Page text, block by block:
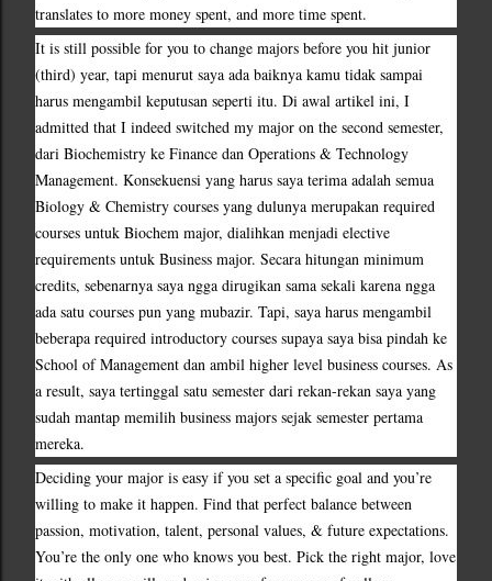
translates to more money spent, and more time spent.
It is still possible for you to change majors before you hit junior
(third) year, tapi menurut saya ada baiknya kamu tidak sampai
harus mengambil keputusan seperti itu. Di awal artikel ini, I
admitted that I indeed switched my major on the second semester,
dari Biochemistry ke Finance dan Operations & Technology
Management. Konsekuensi yang harus saya terima adalah semua
Biology & Chemistry courses yang dulunya merupakan required
courses untuk Biochem major, dialihkan menjadi elective
requirements untuk Business major. Secara hitungan minimum
credits, sebenarnya saya ngga dirugikan sama sekali karena ngga
ada satu courses pun yang mubazir. Tapi, saya harus mengambil
beberapa required introductory courses supaya saya bisa pindah ke
School of Management dan ambil higher level business courses. As
a result, saya tertinggal satu semester dari rekan-rekan saya yang
sudah mantap memilih business majors sejak semester pertama
mereka.
Deciding your major is easy if you set a specific goal and you’re
willing to make it happen. Find that perfect balance between
passion, motivation, talent, personal values, & future expectations.
You’re the only one who knows you best. Pick the right major, love